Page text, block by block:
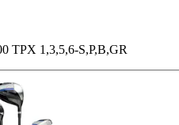
TPX 1,3,5,6-S,P,B,GR